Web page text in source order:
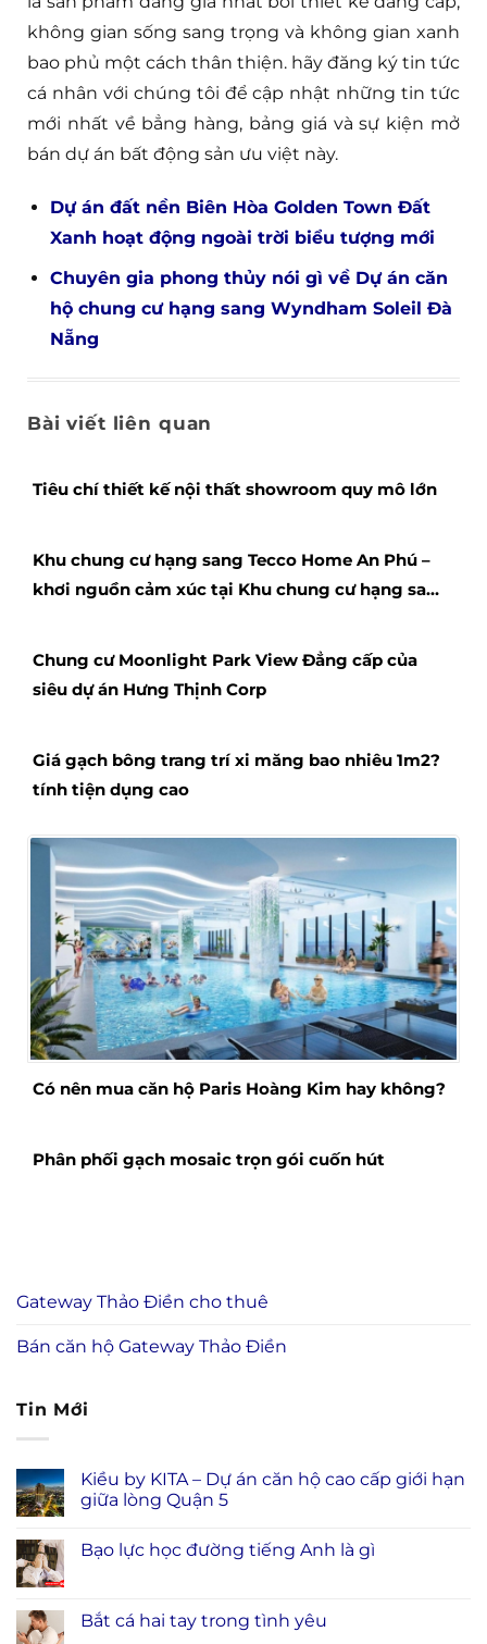
không gian sống sang trọng và không gian xanh
bao phủ một cách thân thiện. hãy đăng ký tin tức
cá nhân với chúng tôi để cập nhật những tin tức
mới nhất về bẳng hàng, bảng giá và sự kiện mở
bán dự án bất động sản ưu việt này.
Dự án đất nền Biên Hòa Golden Town Đất
Xanh hoạt động ngoài trời biểu tượng mới
Chuyên gia phong thủy nói gì về Dự án căn
hộ chung cư hạng sang Wyndham Soleil Đà
Nẵng
Bài viết liên quan
Tiêu chí thiết kế nội thất showroom quy mô lớn
Khu chung cư hạng sang Tecco Home An Phú –
khơi nguồn cảm xúc tại Khu chung cư hạng sang
Chung cư Moonlight Park View Đẳng cấp của
siêu dự án Hưng Thịnh Corp
Giá gạch bông trang trí xi măng bao nhiêu 1m2?
tính tiện dụng cao
Có nên mua căn hộ Paris Hoàng Kim hay không?
Phân phối gạch mosaic trọn gói cuốn hút
Gateway Thảo Điền cho thuê
Bán căn hộ Gateway Thảo Điền
Tin Mới
Kiều by KITA – Dự án căn hộ cao cấp giới hạn
giữa lòng Quận 5
Bạo lực học đường tiếng Anh là gì
Bắt cá hai tay trong tình yêu